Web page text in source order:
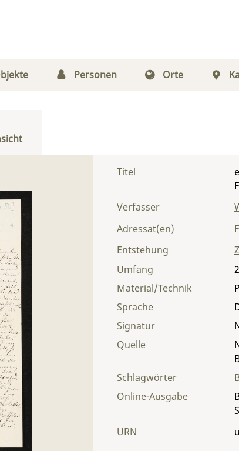
Personen Orte
Titel
Verfasser
Adressat(en)
Entstehung
Umfang
2
Material/Technik
Sprache
Signatur
Quelle
Schlagwörter
Online-Ausgabe
URN